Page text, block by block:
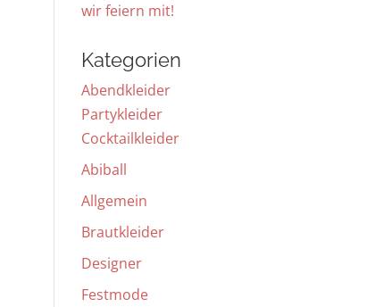
wir feiern mit!
Kategorien
Abendkleider
Partykleider
Cocktailkleider
Abiball
Allgemein
Brautkleider
Designer
Festmode